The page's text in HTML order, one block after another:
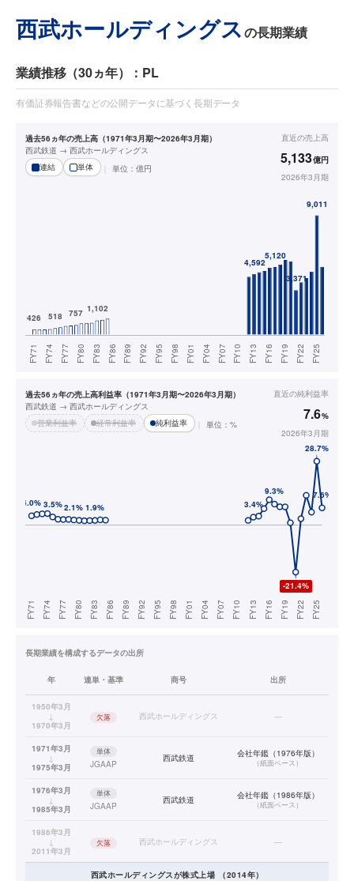
西武ホールディングス の長期業績
業績推移（30ヵ年）：PL
有価証券報告書などの公開データに基づく長期データ
過去56ヵ年の売上高（1971年3月期〜2026年3月期）
西武鉄道 → 西武ホールディングス
連結
単体 単位： 億円
直近の売上高
5,133億円
2026年3月期
過去56ヵ年の売上高利益率（1971年3月期〜2026年3月期）
西武鉄道 → 西武ホールディングス
営業利益率
経常利益率 純利益率 単位：%
直近の純利益率
7.6%
2026年3月期
長期業績を構成するデータの出所
年 連単・基準 商号 出所
1950年3月
↓
1970年3月
欠落 西武ホールディングス —
1971年3月
↓
1975年3月
単体
JGAAP
西武鉄道 会社年鑑（1976年版）
（紙面ベース）
1976年3月
↓
1985年3月
単体
JGAAP
西武鉄道 会社年鑑（1986年版）
（紙面ベース）
1986年3月
↓
2011年3月
欠落 西武ホールディングス —
西武ホールディングスが株式上場 （2014年）